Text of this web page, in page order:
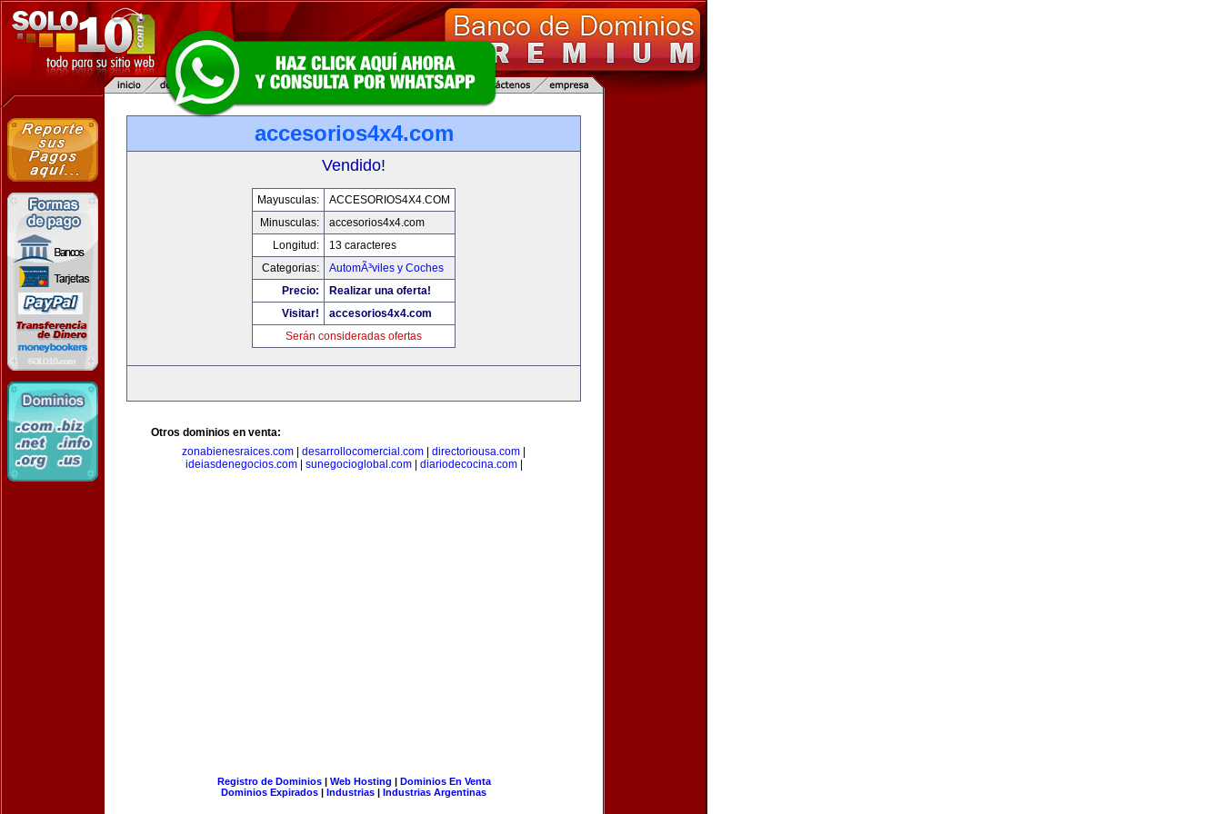
accesorios4x4.com
Vendido!
Mayusculas:
ACCESORIOS4X4.COM
Minusculas:
accesorios4x4.com
Longitud:
13 caracteres
Categorias:
AutomÃ³viles y Coches
Precio:
Realizar una oferta!
Visitar!
accesorios4x4.com
Serán consideradas ofertas
Otros dominios en venta:
zonabienesraices.com
desarrollocomercial.com directoriousa.com
ideiasdenegocios.com| sunegocioglobal.com| diariodecocina.com|
Registro de Dominios| Web Hosting | Dominios En Venta
Dominios Expirados | Industrias | Industrias Argentinas